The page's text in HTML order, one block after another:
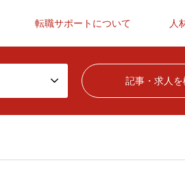
転職サポートについて 人